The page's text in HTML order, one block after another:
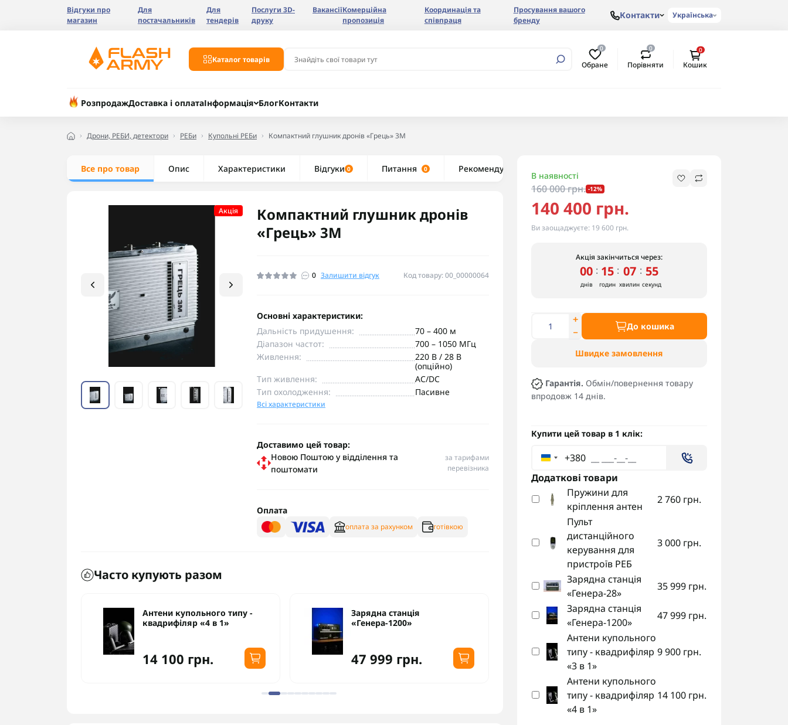
Відгуки про
магазин
Для
постачальників
Для
тендерів
Послуги 3D-
друку
ВакансіїКомерційна
пропозиція
Координація та
співпраця
Просування вашого
бренду
Контакти Українська
Каталог товарів
0
Обране
0
Порівняти
0
Кошик
РозпродажДоставка і оплатаІнформація БлогКонтакти
Дрони, РЕБИ, детектори РЕБи Купольні РЕБи Компактний глушник дронів «Грець» 3М
Все про товар Опис Характеристики Відгуки 0 Питання 0 Рекомендуємо
Акцiя
Компактний глушник дронів
«Грець» 3М
0 Залишити відгук Код товару: 00_00000064
В наявності
160 000 грн. -12%
140 400 грн.
Ви заощаджуєте: 19 600 грн.
Акція закінчиться через:
00
днів
: 15
годин
: 07
хвилин
: 53
секунд
До кошика
Швидке замовлення
Гарантія. Обмін/повернення товару
впродовж 14 днів.
Купити цей товар в 1 клік:
+380
Додаткові товари
Пружини для
кріплення антен
2 760 грн.
Пульт
дистанційного
керування для
пристроїв РЕБ
3 000 грн.
Зарядна станція
«Генера-28»
35 999 грн.
Зарядна станція
«Генера-1200»
47 999 грн.
Антени купольного
типу - квадрифіляр
«3 в 1»
9 900 грн.
Антени купольного
типу - квадрифіляр
«4 в 1»
14 100 грн.
Основні характеристики:
Дальність придушення:
70 – 400 м
Діапазон частот:
700 – 1050 МГц
Живлення:
220 В / 28 В
(опційно)
Тип живлення:
AC/DC
Тип охолодження:
Пасивне
Всі характеристики
Доставимо цей товар:
Новою Поштою у відділення та
поштомати
за тарифами
перевізника
Оплата
оплата за рахунком готівкою
Часто купують разом
Антени купольного типу -
квадрифіляр «4 в 1»
14 100 грн.
Зарядна станція
«Генера-1200»
47 999 грн.
Зарядна станція «Генера-28»
35 999 грн.